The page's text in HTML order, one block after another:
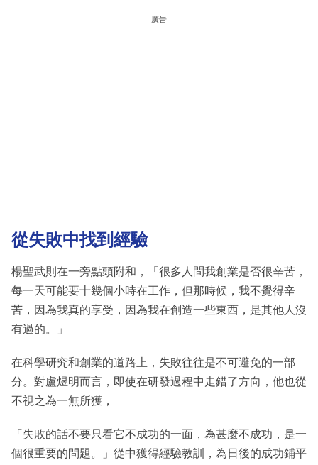
廣告
從失敗中找到經驗
楊聖武則在一旁點頭附和，「很多人問我創業是否很辛苦，
每一天可能要十幾個小時在工作，但那時候，我不覺得辛
苦，因為我真的享受，因為我在創造一些東西，是其他人沒
有過的。」
在科學研究和創業的道路上，失敗往往是不可避免的一部
分。對盧煜明而言，即使在研發過程中走錯了方向，他也從
不視之為一無所獲，
「失敗的話不要只看它不成功的一面，為甚麼不成功，是一
個很重要的問題。」從中獲得經驗教訓，為日後的成功鋪平